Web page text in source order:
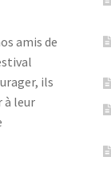
amis de
ils
à leur